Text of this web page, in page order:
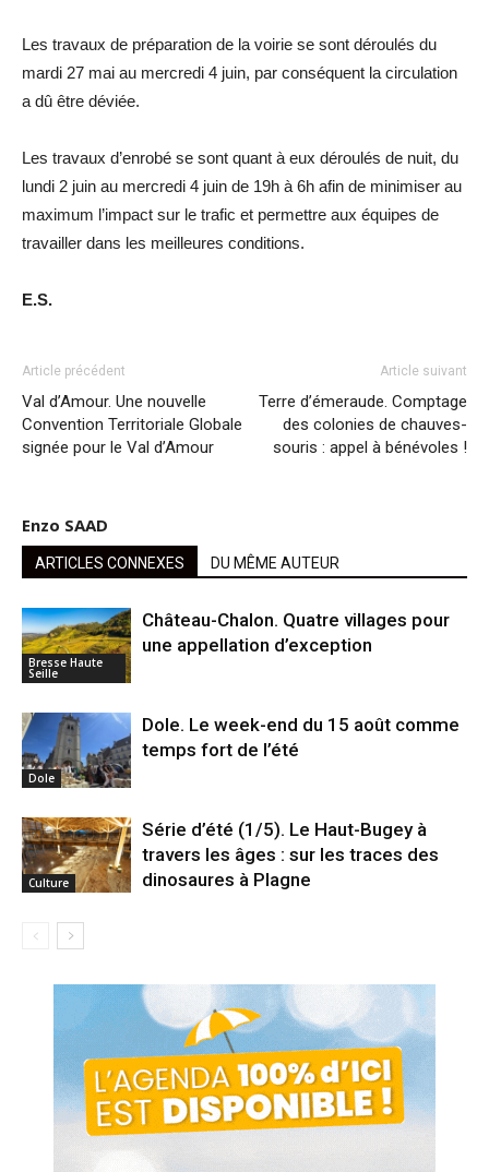
Les travaux de préparation de la voirie se sont déroulés du
mardi 27 mai au mercredi 4 juin, par conséquent la circulation
a dû être déviée.
Les travaux d’enrobé se sont quant à eux déroulés de nuit, du
lundi 2 juin au mercredi 4 juin de 19h à 6h afin de minimiser au
maximum l’impact sur le trafic et permettre aux équipes de
travailler dans les meilleures conditions.
E.S.
Article précédent
Val d’Amour. Une nouvelle
Convention Territoriale Globale
signée pour le Val d’Amour
Article suivant
Terre d’émeraude. Comptage
des colonies de chauves-
souris : appel à bénévoles !
Enzo SAAD
ARTICLES CONNEXES DU MÊME AUTEUR
Bresse Haute
Seille
Château-Chalon. Quatre villages pour
une appellation d’exception
Dole
Dole. Le week-end du 15 août comme
temps fort de l’été
Culture
Série d’été (1/5). Le Haut-Bugey à
travers les âges : sur les traces des
dinosaures à Plagne